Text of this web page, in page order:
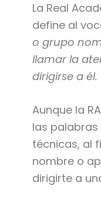
La Real
define al
o grupo
llamar la
dirigirse a él.
Aunque la
las
técnicas, al
nombre o
dirigirte a